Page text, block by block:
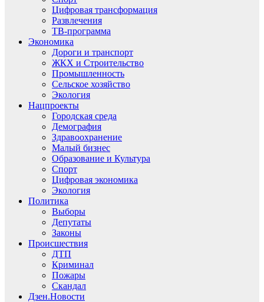
Цифровая трансформация
Развлечения
ТВ-программа
Экономика
Дороги и транспорт
ЖКХ и Строительство
Промышленность
Сельское хозяйство
Экология
Нацпроекты
Городская среда
Демография
Здравоохранение
Малый бизнес
Образование и Культура
Спорт
Цифровая экономика
Экология
Политика
Выборы
Депутаты
Законы
Происшествия
ДТП
Криминал
Пожары
Скандал
Дзен.Новости